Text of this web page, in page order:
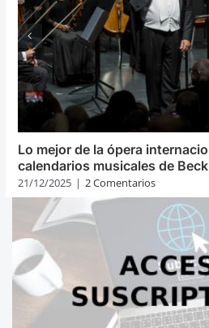
Lo mejor de la ópera
calendarios musicales de
21/12/2025 | 2 Comentarios